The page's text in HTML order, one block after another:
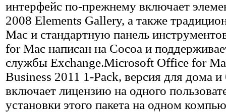
интерфейс по-прежнему включает
2008 Elements Gallery, а также
Mac и стандартную панель
for Mac написан на Cocoa и
службы Exchange.Microsoft Office for
Business 2011 1-Pack, версия для дома и
включает лицензию на одного
установки этого пакета на одном